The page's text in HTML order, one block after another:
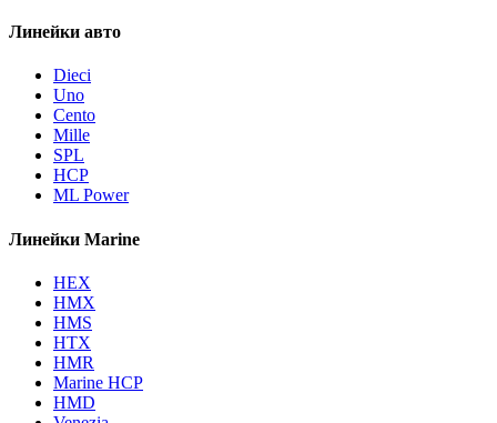
Линейки авто
Dieci
Uno
Cento
Mille
SPL
HCP
ML Power
Линейки Marine
HEX
HMX
HMS
HTX
HMR
Marine HCP
HMD